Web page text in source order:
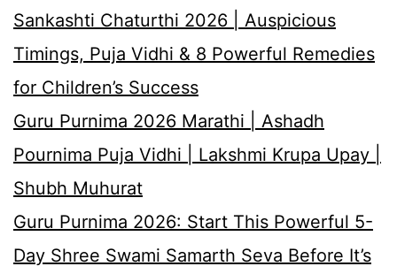
Sankashti Chaturthi 2026 | Auspicious
Timings, Puja Vidhi & 8 Powerful Remedies
for Children’s Success
Guru Purnima 2026 Marathi | Ashadh
Pournima Puja Vidhi | Lakshmi Krupa Upay |
Shubh Muhurat
Guru Purnima 2026: Start This Powerful 5-
Day Shree Swami Samarth Seva Before It’s